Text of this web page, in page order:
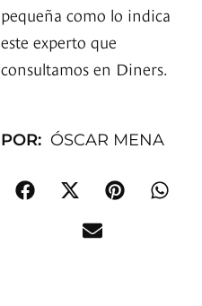
pequeña como lo indica
este experto que
consultamos en Diners.
POR: ÓSCAR MENA